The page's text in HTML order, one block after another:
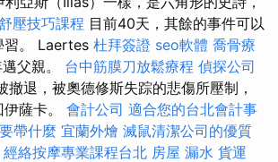
壓技巧課程 目前40天，其餘的事件可以
習。 Laertes 杜拜簽證 seo軟體 喬骨療
父親。 台中筋膜刀放鬆療程 偵探公司
撤退，被奧德修斯失踪的悲傷所壓制，
薩卡。 會計公司 適合您的台北會計事
帶什麼 宜蘭外燴 滅鼠清潔公司的優質
經絡按摩專業課程台北 房屋 漏水 貨運